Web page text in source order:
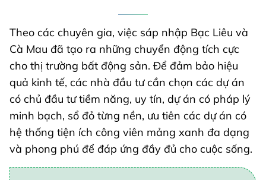
Theo các chuyên gia, việc sáp nhập Bạc Liêu và
Cà Mau đã tạo ra những chuyển động tích cực
cho thị trường bất động sản. Để đảm bảo hiệu
quả kinh tế, các nhà đầu tư cần chọn các dự án
có chủ đầu tư tiềm năng, uy tín, dự án có pháp lý
minh bạch, sổ đỏ từng nền, ưu tiên các dự án có
hệ thống tiện ích công viên mảng xanh đa dạng
và phong phú để đáp ứng đầy đủ cho cuộc sống.